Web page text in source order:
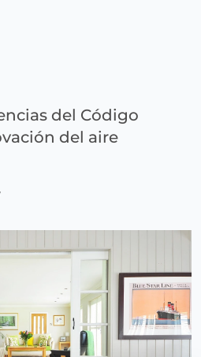
del Código
del aire